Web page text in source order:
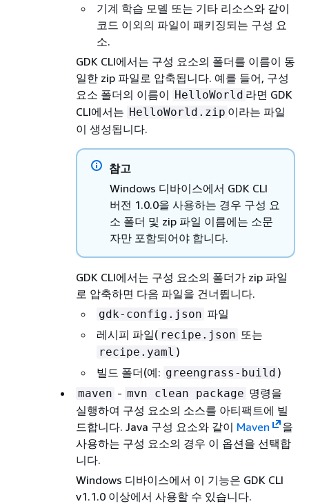
기계 학습 모델 또는 기타 리소스와 같이
코드 이외의 파일이 패키징되는 구성 요
소.
GDK CLI에서는 구성 요소의 폴더를 이름이 동
일한 zip 파일로 압축됩니다. 예를 들어, 구성
요소 폴더의 이름이 HelloWorld 라면 GDK
CLI에서는 HelloWorld.zip 이라는 파일
이 생성됩니다.
참고
Windows 디바이스에서 GDK CLI
버전 1.0.0을 사용하는 경우 구성 요
소 폴더 및 zip 파일 이름에는 소문
자만 포함되어야 합니다.
GDK CLI에서는 구성 요소의 폴더가 zip 파일
로 압축하면 다음 파일을 건너뜁니다.
gdk-config.json 파일
레시피 파일( recipe.json 또는
recipe.yaml )
빌드 폴더(예: greengrass-build )
maven - mvn clean package 명령을
실행하여 구성 요소의 소스를 아티팩트에 빌
드합니다. Java 구성 요소와 같이 Maven
을
사용하는 구성 요소의 경우 이 옵션을 선택합
니다.
Windows 디바이스에서 이 기능은 GDK CLI
v1.1.0 이상에서 사용할 수 있습니다.